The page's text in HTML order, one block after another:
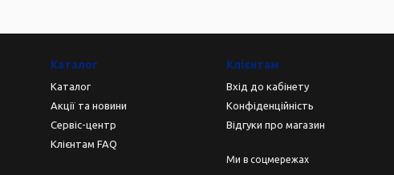
Каталог
Каталог
Акції та новини
Сервіс-центр
Клієнтам FAQ
Клієнтам
Вхід до кабінету
Конфіденційність
Відгуки про магазин
Ми в соцмережах